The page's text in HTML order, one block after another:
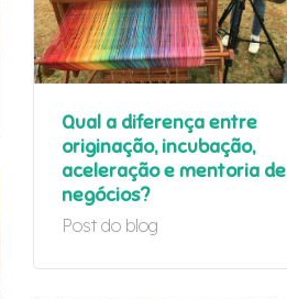
Qual a diferença entre
originação, incubação,
aceleração e mentoria de
negócios?
Post do blog